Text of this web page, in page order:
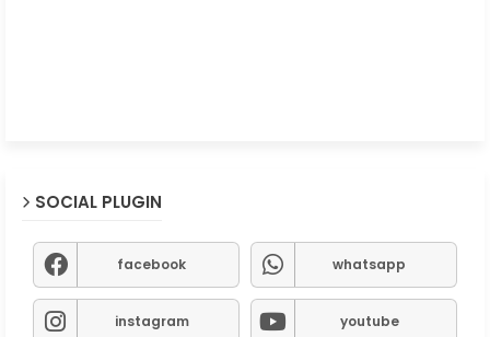
SOCIAL PLUGIN
facebook whatsapp
instagram youtube